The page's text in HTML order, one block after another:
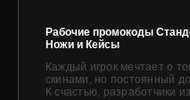
Рабочие промокоды
Ножи и Кейсы
Каждый игрок мечтает о
скинами, но постоянный
К счастью, разработчики